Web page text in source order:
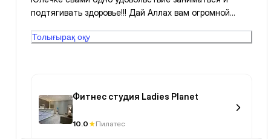
подтягивать здоровье!!! Дай Аллах вам огромной
Толығырақ оқу
Фитнес студия Ladies Planet
10.0 Пилатес